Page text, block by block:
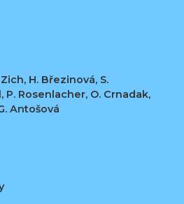
H. Březinová, S.
P. Rosenlacher, O. Crnadak,
Antošová